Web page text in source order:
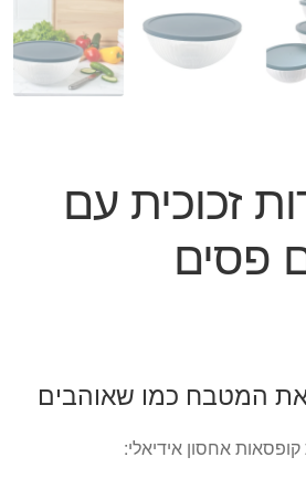
זכוכית עם
פסים
המטבח כמו שאוהבים
אחסון אידיאלי: